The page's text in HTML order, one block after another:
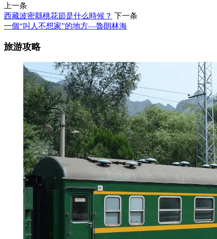
上一条
西藏波密縣桃花節是什么時候？ 下一条
一個“叫人不想家”的地方—魯朗林海
旅游攻略